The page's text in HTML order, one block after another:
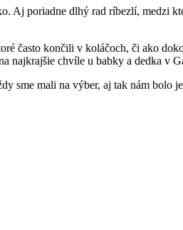
Aj poriadne dlhý rad ríbezlí, medzi
často končili v koláčoch, či ako
najkrajšie chvíle u babky a dedka v
sme mali na výber, aj tak nám bolo